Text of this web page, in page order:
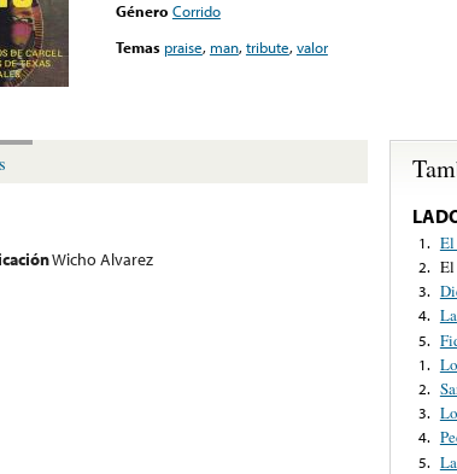
Género Corrido
Temas praise, man,tribute,valor
Wicho Alvarez
1. El
2.
3.
4.
5.
1.
2.
3.
4.
5.